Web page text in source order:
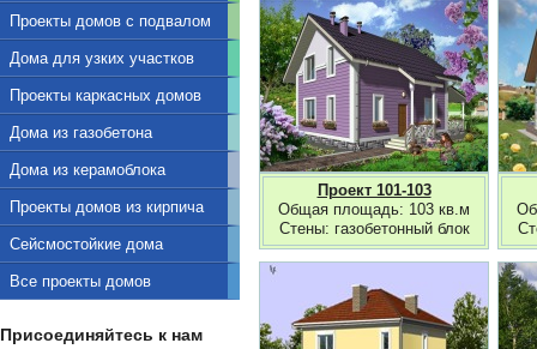
Проекты домов с подвалом
Дома для узких участков
Проекты каркасных домов
Дома из газобетона
Дома из керамоблока
Проекты домов из кирпича
Сейсмостойкие дома
Все проекты домов
Присоединяйтесь к нам
Проект 101-103
Общая площадь: 103 кв.м
Стены: газобетонный блок